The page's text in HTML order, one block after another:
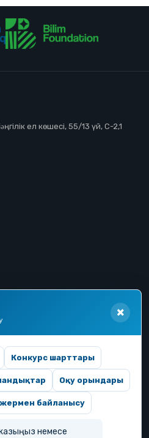
ел көшесі, 55/13 үй, С-2,1
Конкурс шарттары
Оқу орындары
байланысу
немесе